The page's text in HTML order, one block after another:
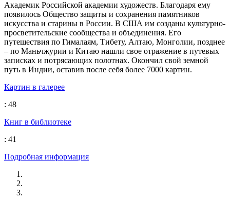
Академик Российской академии художеств. Благодаря ему
появилось Общество защиты и сохранения памятников
искусства и старины в России. В США им созданы культурно-
просветительские сообщества и объединения. Его
путешествия по Гималаям, Тибету, Алтаю, Монголии, позднее
– по Маньчжурии и Китаю нашли свое отражение в путевых
записках и потрясающих полотнах. Окончил свой земной
путь в Индии, оставив после себя более 7000 картин.
Картин в галерее
: 48
Книг в библиотеке
: 41
Подробная информация